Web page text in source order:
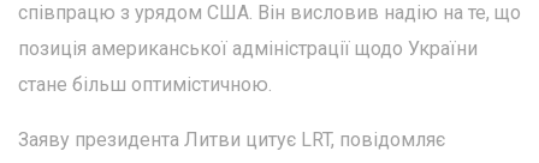
співпрацю з урядом США. Він висловив надію на те, що
позиція американської адміністрації щодо України
стане більш оптимістичною.
Заяву президента Литви цитує LRT, повідомляє